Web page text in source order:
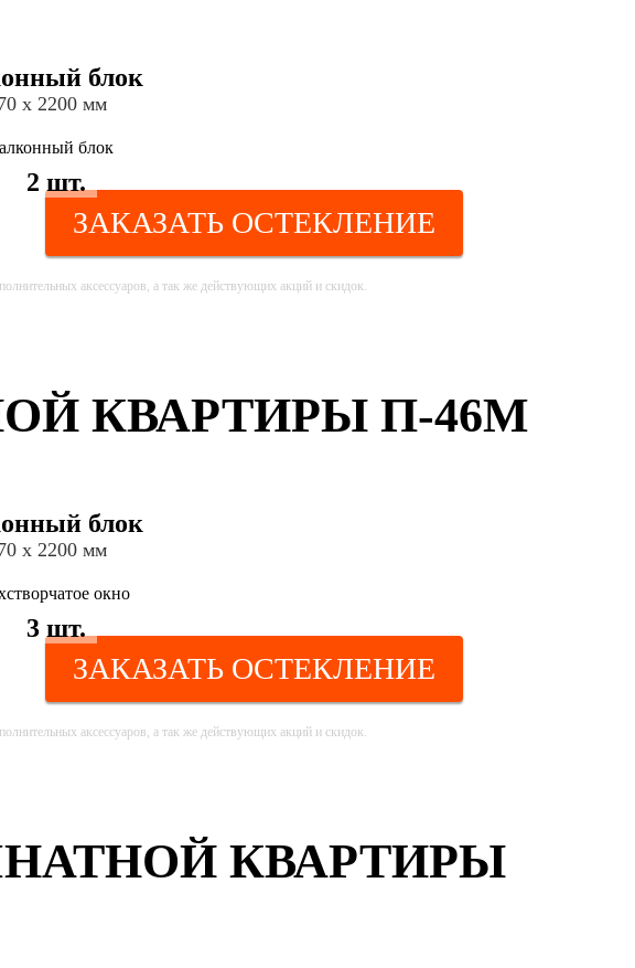
блок
х 2200 мм
2 шт.
ЗАКАЗАТЬ ОСТЕКЛЕНИЕ
аксессуаров, а так же действующих акций и скидок.
КВАРТИРЫ П-46М
блок
х 2200 мм
3 шт.
ЗАКАЗАТЬ ОСТЕКЛЕНИЕ
аксессуаров, а так же действующих акций и скидок.
КВАРТИРЫ